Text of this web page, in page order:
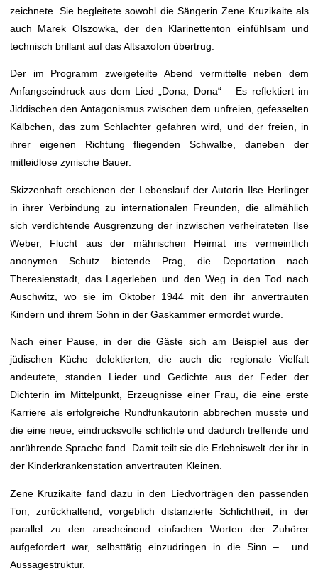
zeichnete. Sie begleitete sowohl die Sängerin Zene Kruzikaite als
auch Marek Olszowka, der den Klarinettenton einfühlsam und
technisch brillant auf das Altsaxofon übertrug.
Der im Programm zweigeteilte Abend vermittelte neben dem
Anfangseindruck aus dem Lied „Dona, Dona“ – Es reflektiert im
Jiddischen den Antagonismus zwischen dem unfreien, gefesselten
Kälbchen, das zum Schlachter gefahren wird, und der freien, in
ihrer eigenen Richtung fliegenden Schwalbe, daneben der
mitleidlose zynische Bauer.
Skizzenhaft erschienen der Lebenslauf der Autorin Ilse Herlinger
in ihrer Verbindung zu internationalen Freunden, die allmählich
sich verdichtende Ausgrenzung der inzwischen verheirateten Ilse
Weber, Flucht aus der mährischen Heimat ins vermeintlich
anonymen Schutz bietende Prag, die Deportation nach
Theresienstadt, das Lagerleben und den Weg in den Tod nach
Auschwitz, wo sie im Oktober 1944 mit den ihr anvertrauten
Kindern und ihrem Sohn in der Gaskammer ermordet wurde.
Nach einer Pause, in der die Gäste sich am Beispiel aus der
jüdischen Küche delektierten, die auch die regionale Vielfalt
andeutete, standen Lieder und Gedichte aus der Feder der
Dichterin im Mittelpunkt, Erzeugnisse einer Frau, die eine erste
Karriere als erfolgreiche Rundfunkautorin abbrechen musste und
die eine neue, eindrucksvolle schlichte und dadurch treffende und
anrührende Sprache fand. Damit teilt sie die Erlebniswelt der ihr in
der Kinderkrankenstation anvertrauten Kleinen.
Zene Kruzikaite fand dazu in den Liedvorträgen den passenden
Ton, zurückhaltend, vorgeblich distanzierte Schlichtheit, in der
parallel zu den anscheinend einfachen Worten der Zuhörer
aufgefordert war, selbsttätig einzudringen in die Sinn – und
Aussagestruktur.